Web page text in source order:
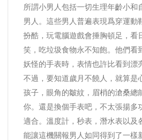
所謂小男人包括一切生理年齡小和
男人。這些男人普遍表現爲穿運動
扮酷，玩電腦遊戲會捶胸頓足，看
笑，吃垃圾食物永不知飽。他們看
妖怪的手表時，表情也許比看到漂
不過，要知道歲月不饒人，就算是
孩子，眼角的皺紋，眉梢的滄桑總
你。還是換個手表吧，不太張揚多
適合。溫度計，秒表，潛水表以及
能讓這機關報男人如同得到了一樣